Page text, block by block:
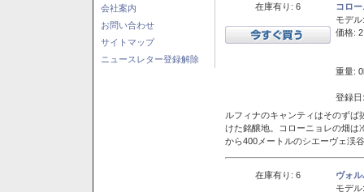
会社案内
お問い合わせ
サイトマップ
ニュースレター登録解除
在庫有り: 6
コロ
モデル:
価格:
重量:
登録
ルフィナのキャンティはそのず
けた銘醸地。コローニョレの畑は
から400メートルのシエーヴェ渓
在庫有り: 6
ヴォ
モデル: